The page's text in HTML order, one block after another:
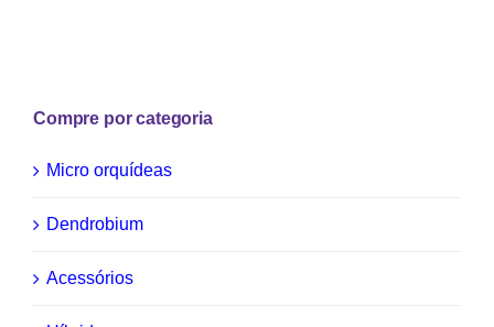
Compre por categoria
Micro orquídeas
Dendrobium
Acessórios